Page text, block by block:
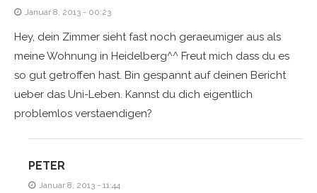
Januar 8, 2013 - 00:23
Hey, dein Zimmer sieht fast noch geraeumiger aus als
meine Wohnung in Heidelberg^^ Freut mich dass du es
so gut getroffen hast. Bin gespannt auf deinen Bericht
ueber das Uni-Leben. Kannst du dich eigentlich
problemlos verstaendigen?
PETER
Januar 8, 2013 - 11:44